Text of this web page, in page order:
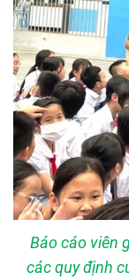
Báo cáo viên
các quy định